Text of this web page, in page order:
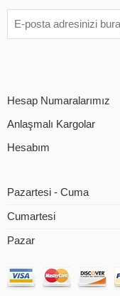
Hesap Numaralarımız
Anlaşmalı Kargolar
Hesabım
Pazartesi - Cuma
Cumartesi
Pazar